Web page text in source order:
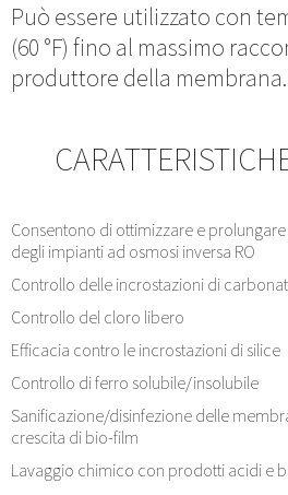
Può essere utilizzato con
(60 °F) fino al massimo
produttore della membrana.
Consentono di ottimizzare e
degli impianti ad osmosi inversa RO
Controllo delle incrostazioni di
Controllo del cloro libero
Efficacia contro le incrostazioni di silice
Controllo di ferro solubile/insolubile
Sanificazione/disinfezione delle
crescita di bio-film
Lavaggio chimico con prodotti acidi e